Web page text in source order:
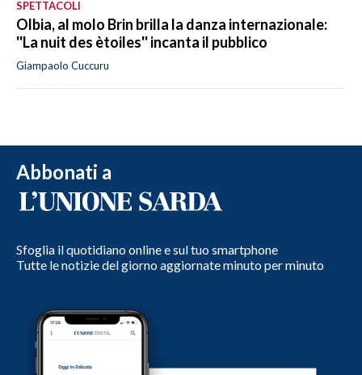
SPETTACOLI
Olbia, al molo Brin brilla la danza internazionale:
''La nuit des ètoiles'' incanta il pubblico
Giampaolo Cuccuru
Abbonati a
Sfoglia il quotidiano online e sul tuo smartphone
Tutte le notizie del giorno aggiornate minuto per minuto